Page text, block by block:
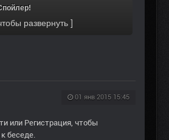
01 янв 2015 15:45
или Регистрация , чтобы
беседе.